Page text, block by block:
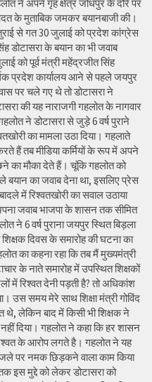
ने अपने गृह क्षेत्र जोधपुर के दौरे पर
के मुताबिक जमकर बयानबाजी की।
से गत 30 जुलाई को प्रदेश कांग्रेस
डोटासरा के बयान का भी जवाब
को पूर्व मंत्री महेंद्रजीत सिंह
प्रदेश कार्यालय आने से पहले जयपुर
पर चले गए थे तो डोटासरा ने
की यह नाराजगी गहलोत के नागवार
ने डोटासरा से जुड़े 6 वर्ष पुराने
का मामला उठा दिया। गहलाते
हैं तब मीडिया कर्मियों के रूप में अपने
का मौका देते हैं। चूंकि गहलोत को
बयान का जवाब देना था, इसलिए प्रेस
में रिश्वतखोरी का सवाल उठाया
जवाब भाजपा के शासन तक सीमित
ने 6 वर्ष पुराना जयपुर स्थित बिड़ला
दिवस के समारोह की घटना का
का कहना रहा कि तब मैं मुख्यमंत्री
के नाते समारोह में उपस्थित शिक्षकों
में रिश्वत देनी पड़ती है? तो अधिकांश
उस समय मेरे साथ शिक्षा मंत्री गोविंद
थे, लेकिन बाद में किसी भी शिक्षक ने
दिया। गहलोत ने कहा कि हर शासन
के आरोप लगते है। गहलोत ने यह
पर नमक छिड़कने वाला काम किया
इस मुद्दे को लेकर डोटासरा को